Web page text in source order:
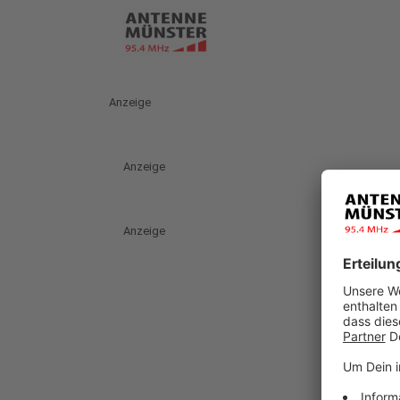
Anzeige
Anzeige
Anzeige